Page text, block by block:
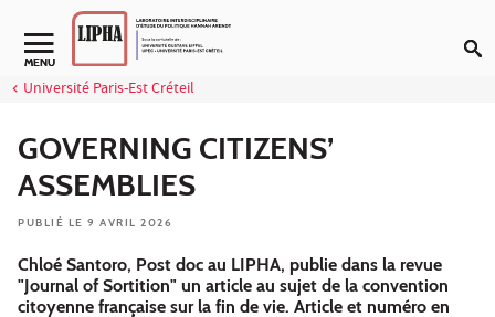
Aller au contenu
Navigation secondaire
MENU
Université Paris-Est Créteil
GOVERNING CITIZENS’
ASSEMBLIES
PUBLIÉ LE 9 AVRIL 2026
Chloé Santoro, Post doc au LIPHA, publie dans la revue
"Journal of Sortition" un article au sujet de la convention
citoyenne française sur la fin de vie. Article et numéro en